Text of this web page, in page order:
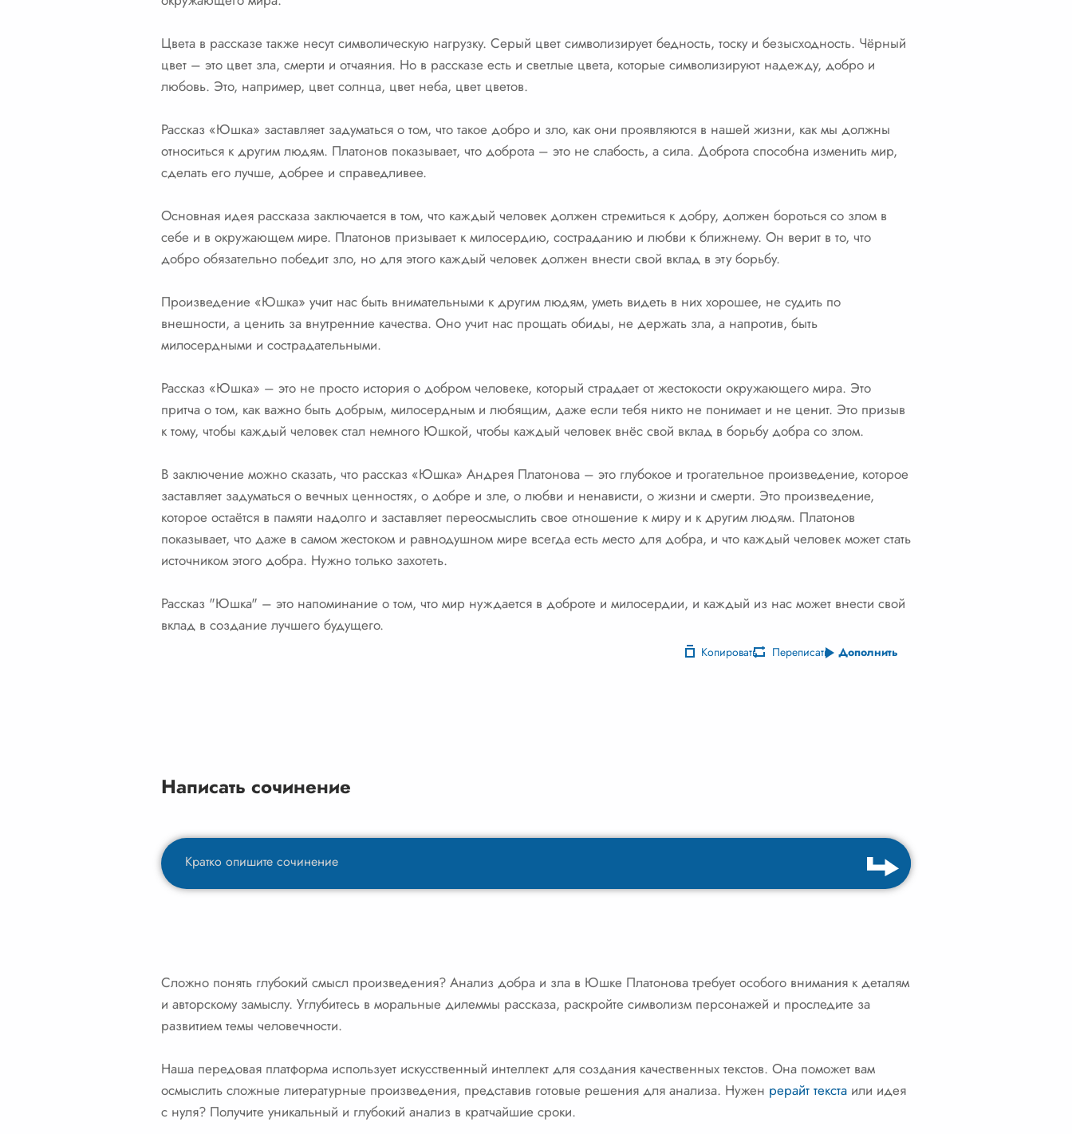
Цвета в рассказе также несут символическую нагрузку. Серый цвет символизирует бедность, тоску и безысходность. Чёрный
цвет – это цвет зла, смерти и отчаяния. Но в рассказе есть и светлые цвета, которые символизируют надежду, добро и
любовь. Это, например, цвет солнца, цвет неба, цвет цветов.
Рассказ «Юшка» заставляет задуматься о том, что такое добро и зло, как они проявляются в нашей жизни, как мы должны
относиться к другим людям. Платонов показывает, что доброта – это не слабость, а сила. Доброта способна изменить мир,
сделать его лучше, добрее и справедливее.
Основная идея рассказа заключается в том, что каждый человек должен стремиться к добру, должен бороться со злом в
себе и в окружающем мире. Платонов призывает к милосердию, состраданию и любви к ближнему. Он верит в то, что
добро обязательно победит зло, но для этого каждый человек должен внести свой вклад в эту борьбу.
Произведение «Юшка» учит нас быть внимательными к другим людям, уметь видеть в них хорошее, не судить по
внешности, а ценить за внутренние качества. Оно учит нас прощать обиды, не держать зла, а напротив, быть
милосердными и сострадательными.
Рассказ «Юшка» – это не просто история о добром человеке, который страдает от жестокости окружающего мира. Это
притча о том, как важно быть добрым, милосердным и любящим, даже если тебя никто не понимает и не ценит. Это призыв
к тому, чтобы каждый человек стал немного Юшкой, чтобы каждый человек внёс свой вклад в борьбу добра со злом.
В заключение можно сказать, что рассказ «Юшка» Андрея Платонова – это глубокое и трогательное произведение, которое
заставляет задуматься о вечных ценностях, о добре и зле, о любви и ненависти, о жизни и смерти. Это произведение,
которое остаётся в памяти надолго и заставляет переосмыслить свое отношение к миру и к другим людям. Платонов
показывает, что даже в самом жестоком и равнодушном мире всегда есть место для добра, и что каждый человек может стать
источником этого добра. Нужно только захотеть.
Рассказ "Юшка" – это напоминание о том, что мир нуждается в доброте и милосердии, и каждый из нас может внести свой
вклад в создание лучшего будущего.
Копировать Переписать Дополнить
Написать сочинение
Сложно понять глубокий смысл произведения? Анализ добра и зла в Юшке Платонова требует особого внимания к деталям
и авторскому замыслу. Углубитесь в моральные дилеммы рассказа, раскройте символизм персонажей и проследите за
развитием темы человечности.
Наша передовая платформа использует искусственный интеллект для создания качественных текстов. Она поможет вам
осмыслить сложные литературные произведения, представив готовые решения для анализа. Нужен рерайт текста или идея
с нуля? Получите уникальный и глубокий анализ в кратчайшие сроки.